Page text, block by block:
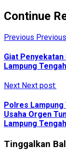
Continue
Previous
Giat Penyekatan
Lampung
Next Next post:
Polres
Usaha Orgen
Lampung Tengah
Tinggalkan